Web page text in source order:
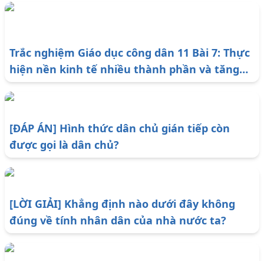
Trắc nghiệm Giáo dục công dân 11 Bài 7: Thực
hiện nền kinh tế nhiều thành phần và tăng
cường vai trò quản lí kinh tế của nhà nước (có
đáp án)
[ĐÁP ÁN] Hình thức dân chủ gián tiếp còn
được gọi là dân chủ?
[LỜI GIẢI] Khẳng định nào dưới đây không
đúng về tính nhân dân của nhà nước ta?